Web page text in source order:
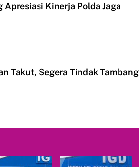
Kinerja Polda Jaga
Takut, Segera Tindak Tambang